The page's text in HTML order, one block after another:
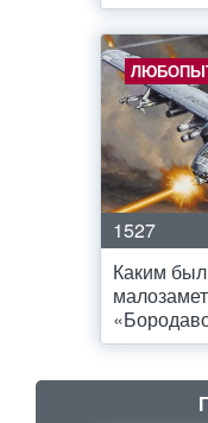
1527
Каким